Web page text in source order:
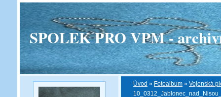
SPOLEK PRO VPM -
Úvod » Fotoalbum » Vojenská